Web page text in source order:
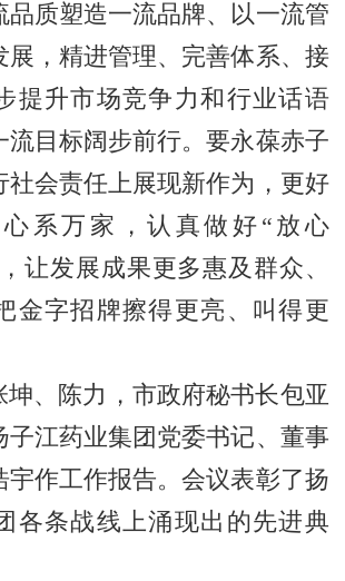
品质塑造一流品牌、以一流管
展，精进管理、完善体系、接
提升市场竞争力和行业话语
流目标阔步前行。要永葆赤子
社会责任上展现新作为，更好
系万家，认真做好“放心
让发展成果更多惠及群众、
金字招牌擦得更亮、叫得更
坤、陈力，市政府秘书长包亚
子江药业集团党委书记、董事
宇作工作报告。会议表彰了扬
各条战线上涌现出的先进典